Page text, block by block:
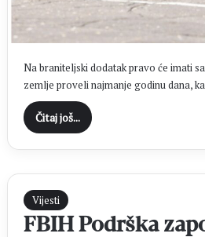
Na braniteljski dodatak pravo će imati
zemlje proveli najmanje godinu dana,
Čitaj još...
Vijesti
FBIH Podrška